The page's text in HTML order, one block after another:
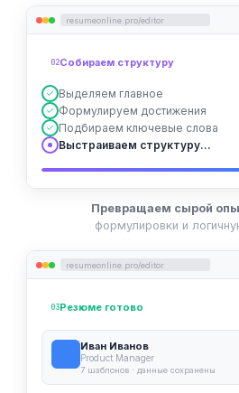
resumeonline.pro/editor
02Собираем структуру
Выделяем главное
Формулируем достижения
Подбираем ключевые слова
Выстраиваем структуру...
Превращаем сырой
формулировки и
resumeonline.pro/editor
03Резюме готово
Иван Иванов
Product Manager
7 шаблонов · данные сохранены